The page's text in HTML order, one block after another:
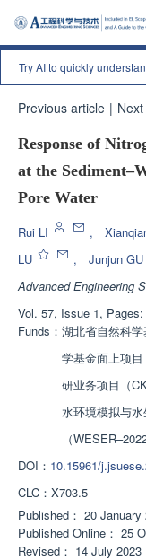
Try AI to quickly
Previous article |
Response of
at the
Pore Water
Rui LI ,
LU
, Junjun GU
Advanced Engineering
Vol. 57, Issue 1, Pages:
Funds： 湖北省自然科
学基金面上项
研业务项目（
水环境模拟与
（
DOI： 10.15961/
CLC： X703.5
Published： 20 January
Published Online： 25
Revised： 14 July 2023